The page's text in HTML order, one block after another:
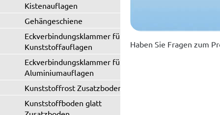
Kistenauflagen
Gehängeschiene
Eckverbindungsklammer für
Kunststoffauflagen
Eckverbindungsklammer für
Aluminiumauflagen
Kunststoffrost Zusatzboden
Kunststoffboden glatt
Haben Sie Fragen zum